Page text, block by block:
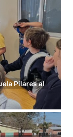
Pilares al